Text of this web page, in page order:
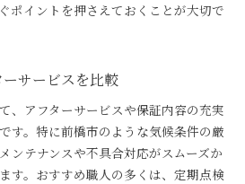
ポイントを押さえておくことが大切で
サービスを比較
、アフターサービスや保証内容の充実
す。特に前橋市のような気候条件の厳
ンテナンスや不具合対応がスムーズか
す。おすすめ職人の多くは、定期点検